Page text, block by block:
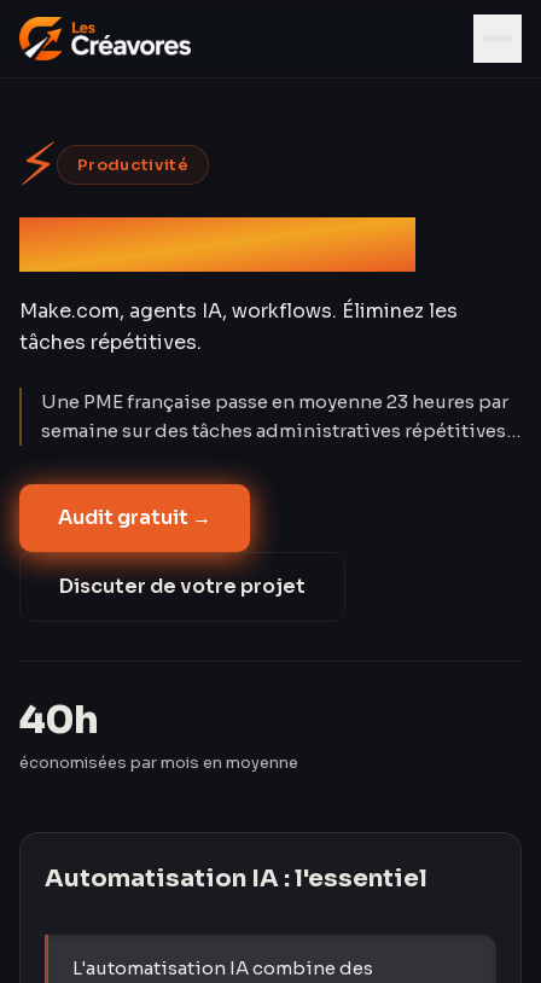
⚡ Productivité
Automatisation IA
Make.com, agents IA, workflows. Éliminez les
tâches répétitives.
Une PME française passe en moyenne 23 heures par
semaine sur des tâches administratives répétitives
temps de 67 %. Nos 18 clients B2B économisent 40
h/mois en moyenne — l'équivalent d'un quart-temps
salarié, pour un investissement amorti en 3
semaines.
Audit gratuit →
Discuter de votre projet
40h
économisées par mois en moyenne
Automatisation IA : l'essentiel
L'automatisation IA combine des